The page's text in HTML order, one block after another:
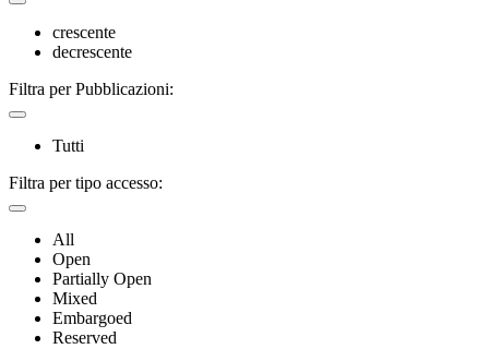
crescente
decrescente
Filtra per Pubblicazioni:
Tutti
Filtra per tipo accesso:
All
Open
Partially Open
Mixed
Embargoed
Reserved